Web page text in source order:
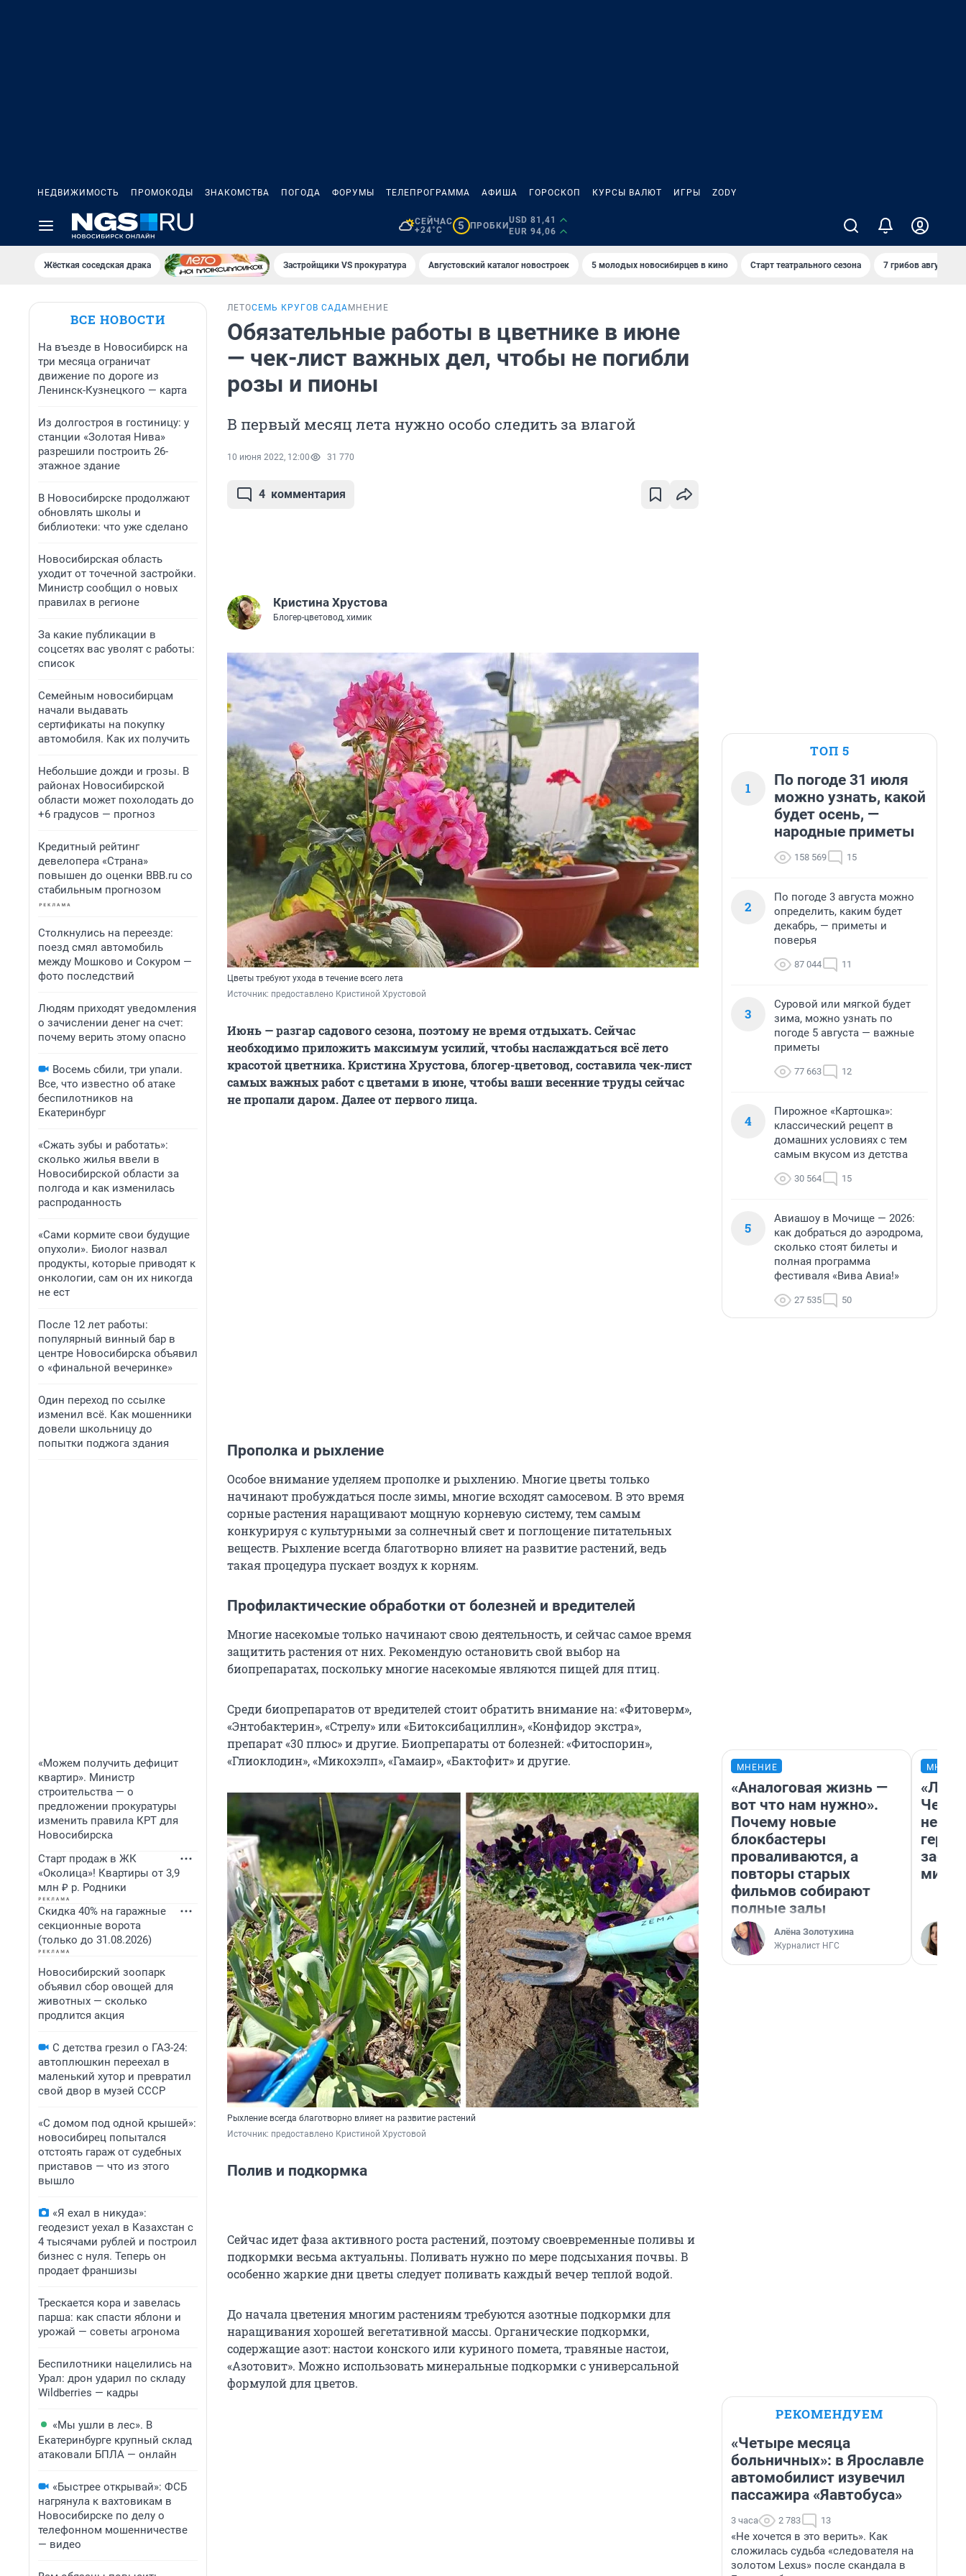
НЕДВИЖИМОСТЬ ПРОМОКОДЫ ЗНАКОМСТВА ПОГОДА ФОРУМЫ ТЕЛЕПРОГРАММА АФИША ГОРОСКОП КУРСЫ ВАЛЮТ ИГРЫ ZODY
СЕЙЧАС
+24°C
5 ПРОБКИ
USD 81,41
EUR 94,06
Жёсткая соседская драка Застройщики VS прокуратура Августовский каталог новостроек 5 молодых новосибирцев в кино Старт театрального сезона 7 грибов августа
ВСЕ НОВОСТИ
На въезде в Новосибирск на
три месяца ограничат
движение по дороге из
Ленинск-Кузнецкого — карта
Из долгостроя в гостиницу: у
станции «Золотая Нива»
разрешили построить 26-
этажное здание
В Новосибирске продолжают
обновлять школы и
библиотеки: что уже сделано
Новосибирская область
уходит от точечной застройки.
Министр сообщил о новых
правилах в регионе
За какие публикации в
соцсетях вас уволят с работы:
список
Семейным новосибирцам
начали выдавать
сертификаты на покупку
автомобиля. Как их получить
Небольшие дожди и грозы. В
районах Новосибирской
области может похолодать до
+6 градусов — прогноз
Кредитный рейтинг
девелопера «Страна»
повышен до оценки BBB.ru со
стабильным прогнозом
Столкнулись на переезде:
поезд смял автомобиль
между Мошково и Сокуром —
фото последствий
Людям приходят уведомления
о зачислении денег на счет:
почему верить этому опасно
Восемь сбили, три упали.
Все, что известно об атаке
беспилотников на
Екатеринбург
«Сжать зубы и работать»:
сколько жилья ввели в
Новосибирской области за
полгода и как изменилась
распроданность
«Сами кормите свои будущие
опухоли». Биолог назвал
продукты, которые приводят к
онкологии, сам он их никогда
не ест
После 12 лет работы:
популярный винный бар в
центре Новосибирска объявил
о «финальной вечеринке»
Один переход по ссылке
изменил всё. Как мошенники
довели школьницу до
попытки поджога здания
«Можем получить дефицит
квартир». Министр
строительства — о
предложении прокуратуры
изменить правила КРТ для
Новосибирска
Старт продаж в ЖК
«Околица»! Квартиры от 3,9
млн ₽ р. Родники
Скидка 40% на гаражные
секционные ворота
(только до 31.08.2026)
Новосибирский зоопарк
объявил сбор овощей для
животных — сколько
продлится акция
С детства грезил о ГАЗ-24:
автоплюшкин переехал в
маленький хутор и превратил
свой двор в музей СССР
«С домом под одной крышей»:
новосибирец попытался
отстоять гараж от судебных
приставов — что из этого
вышло
«Я ехал в никуда»:
геодезист уехал в Казахстан с
4 тысячами рублей и построил
бизнес с нуля. Теперь он
продает франшизы
Трескается кора и завелась
парша: как спасти яблони и
урожай — советы агронома
Беспилотники нацелились на
Урал: дрон ударил по складу
Wildberries — кадры
«Мы ушли в лес». В
Екатеринбурге крупный склад
атаковали БПЛА — онлайн
«Быстрее открывай»: ФСБ
нагрянула к вахтовикам в
Новосибирске по делу о
телефонном мошенничестве
— видео
ЛЕТОСЕМЬ КРУГОВ САДА МНЕНИЕ
Обязательные работы в цветнике в июне
— чек-лист важных дел, чтобы не погибли
розы и пионы
В первый месяц лета нужно особо следить за влагой
10 июня 2022, 12:00 31 770
4 комментария
Кристина Хрустова
Блогер-цветовод, химик
Цветы требуют ухода в течение всего лета
Источник: предоставлено Кристиной Хрустовой
Июнь — разгар садового сезона, поэтому не время отдыхать. Сейчас
необходимо приложить максимум усилий, чтобы наслаждаться всё лето
красотой цветника. Кристина Хрустова, блогер-цветовод, составила чек-лист
самых важных работ с цветами в июне, чтобы ваши весенние труды сейчас
не пропали даром. Далее от первого лица.
Прополка и рыхление
Особое внимание уделяем прополке и рыхлению. Многие цветы только
начинают пробуждаться после зимы, многие всходят самосевом. В это время
сорные растения наращивают мощную корневую систему, тем самым
конкурируя с культурными за солнечный свет и поглощение питательных
веществ. Рыхление всегда благотворно влияет на развитие растений, ведь
такая процедура пускает воздух к корням.
Профилактические обработки от болезней и вредителей
Многие насекомые только начинают свою деятельность, и сейчас самое время
защитить растения от них. Рекомендую остановить свой выбор на
биопрепаратах, поскольку многие насекомые являются пищей для птиц.
Среди биопрепаратов от вредителей стоит обратить внимание на: «Фитоверм»,
«Энтобактерин», «Стрелу» или «Битоксибациллин», «Конфидор экстра»,
препарат «30 плюс» и другие. Биопрепараты от болезней: «Фитоспорин»,
«Глиоклодин», «Микохэлп», «Гамаир», «Бактофит» и другие.
Рыхление всегда благотворно влияет на развитие растений
Источник: предоставлено Кристиной Хрустовой
Полив и подкормка
Сейчас идет фаза активного роста растений, поэтому своевременные поливы и
подкормки весьма актуальны. Поливать нужно по мере подсыхания почвы. В
особенно жаркие дни цветы следует поливать каждый вечер теплой водой.
До начала цветения многим растениям требуются азотные подкормки для
наращивания хорошей вегетативной массы. Органические подкормки,
содержащие азот: настои конского или куриного помета, травяные настои,
«Азотовит». Можно использовать минеральные подкормки с универсальной
формулой для цветов.
ТОП 5
1
По погоде 31 июля
можно узнать, какой
будет осень, —
народные приметы
158 569 15
2
По погоде 3 августа можно
определить, каким будет
декабрь, — приметы и
поверья
87 044 11
3
Суровой или мягкой будет
зима, можно узнать по
погоде 5 августа — важные
приметы
77 663 12
4
Пирожное «Картошка»:
классический рецепт в
домашних условиях с тем
самым вкусом из детства
30 564 15
5
Авиашоу в Мочище — 2026:
как добраться до аэродрома,
сколько стоят билеты и
полная программа
фестиваля «Вива Авиа!»
27 535 50
МНЕНИЕ
«Аналоговая жизнь —
вот что нам нужно».
Почему новые
блокбастеры
проваливаются, а
повторы старых
фильмов собирают
полные залы
Алёна Золотухина
Журналист НГС
Чем
герои
РЕКОМЕНДУЕМ
«Четыре месяца
больничных»: в Ярославле
автомобилист изувечил
пассажира «Яавтобуса»
3 часа 2 783 13
«Не хочется в это верить». Как
сложилась судьба «следователя на
золотом Lexus» после скандала в